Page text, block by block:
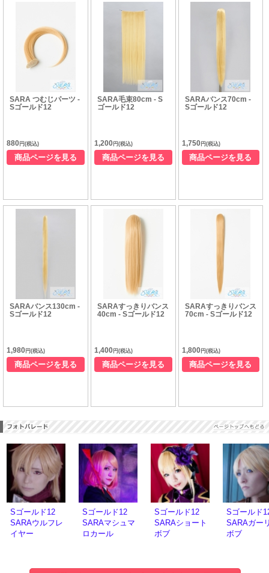
SARA つむじパーツ -
Sゴールド12
880 円(税込)
商品ページを見る
SARA毛束80cm - S
ゴールド12
1,200円(税込)
商品ページを見る
SARAバンス70cm -
Sゴールド12
1,750円(税込)
商品ページを見る
SARAバンス130cm -
Sゴールド12
1,980 円(税込)
商品ページを見る
SARAすっきりバンス
40cm - Sゴールド12
1,400円(税込)
商品ページを見る
SARAすっきりバンス
70cm - Sゴールド12
1,800円(税込)
商品ページを見る
Sゴールド12
SARAウルフレ
イヤー
Sゴールド12
SARAマシュマ
ロカール
Sゴールド12
SARAショート
ボブ
Sゴールド
SARAガー
ボブ